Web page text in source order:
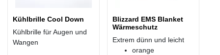
Kühlbrille Cool Down
Kühlbrille für Augen und
Wangen
Blizzard EMS Blanket
Wärmeschutz
Extrem dünn und leicht
orange